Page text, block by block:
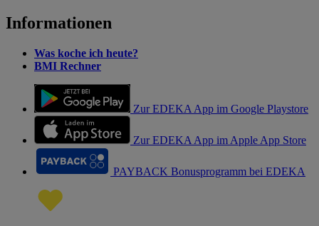
Informationen
Was koche ich heute?
BMI Rechner
Zur EDEKA App im Google Playstore
Zur EDEKA App im Apple App Store
PAYBACK Bonusprogramm bei EDEKA